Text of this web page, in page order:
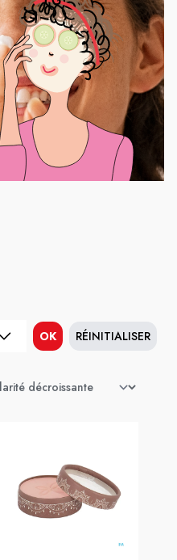
OK RÉINITIALISER